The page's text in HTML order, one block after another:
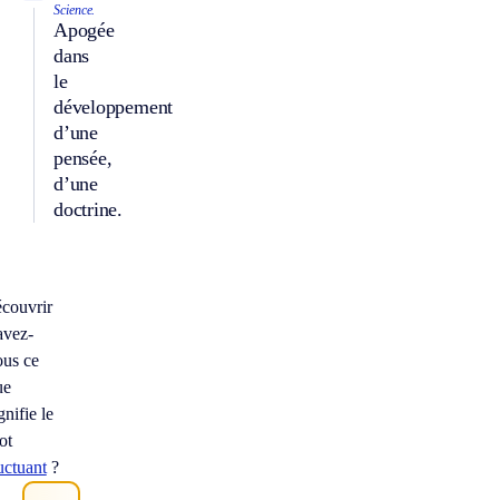
Science.
Apogée
dans
le
développement
d’une
pensée,
d’une
doctrine.
ce
le
?